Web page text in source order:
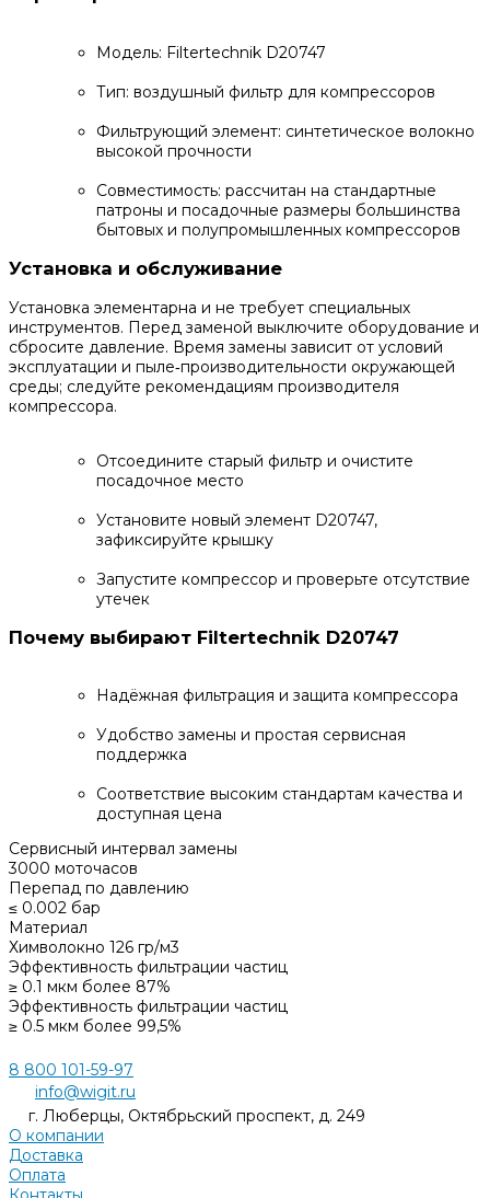
Модель: Filtertechnik D20747
Тип: воздушный фильтр для компрессоров
Фильтрующий элемент: синтетическое волокно
высокой прочности
Совместимость: рассчитан на стандартные
патроны и посадочные размеры большинства
бытовых и полупромышленных компрессоров
Установка и обслуживание
Установка элементарна и не требует специальных
инструментов. Перед заменой выключите оборудование и
сбросите давление. Время замены зависит от условий
эксплуатации и пыле‑производительности окружающей
среды; следуйте рекомендациям производителя
компрессора.
Отсоедините старый фильтр и очистите
посадочное место
Установите новый элемент D20747,
зафиксируйте крышку
Запустите компрессор и проверьте отсутствие
утечек
Почему выбирают Filtertechnik D20747
Надёжная фильтрация и защита компрессора
Удобство замены и простая сервисная
поддержка
Соответствие высоким стандартам качества и
доступная цена
Сервисный интервал замены
3000 моточасов
Перепад по давлению
≤ 0.002 бар
Материал
Химволокно 126 гр/м3
Эффективность фильтрации частиц
≥ 0.1 мкм более 87%
Эффективность фильтрации частиц
≥ 0.5 мкм более 99,5%
8 800 101-59-97
info@wigit.ru
г. Люберцы, Октябрьский проспект, д. 249
О компании
Доставка
Оплата